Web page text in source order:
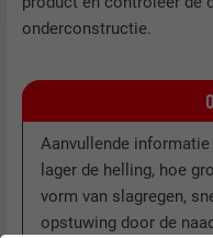
onderconstructie.
Aanvullende
lager de helling, hoe
vorm van slagregen,
opstuwing door de